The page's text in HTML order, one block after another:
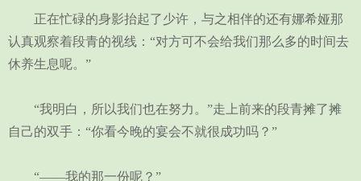
正在忙碌的身影抬起了少许，与之相伴的还有娜希娅那
认真观察着段青的视线：“对方可不会给我们那么多的时间去
休养生息呢。”
“我明白，所以我们也在努力。”走上前来的段青摊了摊
自己的双手：“你看今晚的宴会不就很成功吗？”
“——我的那一份呢？”